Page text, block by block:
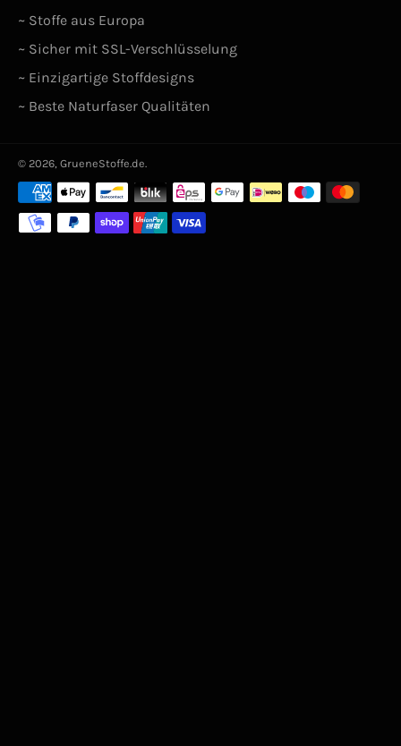
~ Stoffe aus Europa
~ Sicher mit SSL-Verschlüsselung
~ Einzigartige Stoffdesigns
~ Beste Naturfaser Qualitäten
© 2026, GrueneStoffe.de.
Zahlungsarten